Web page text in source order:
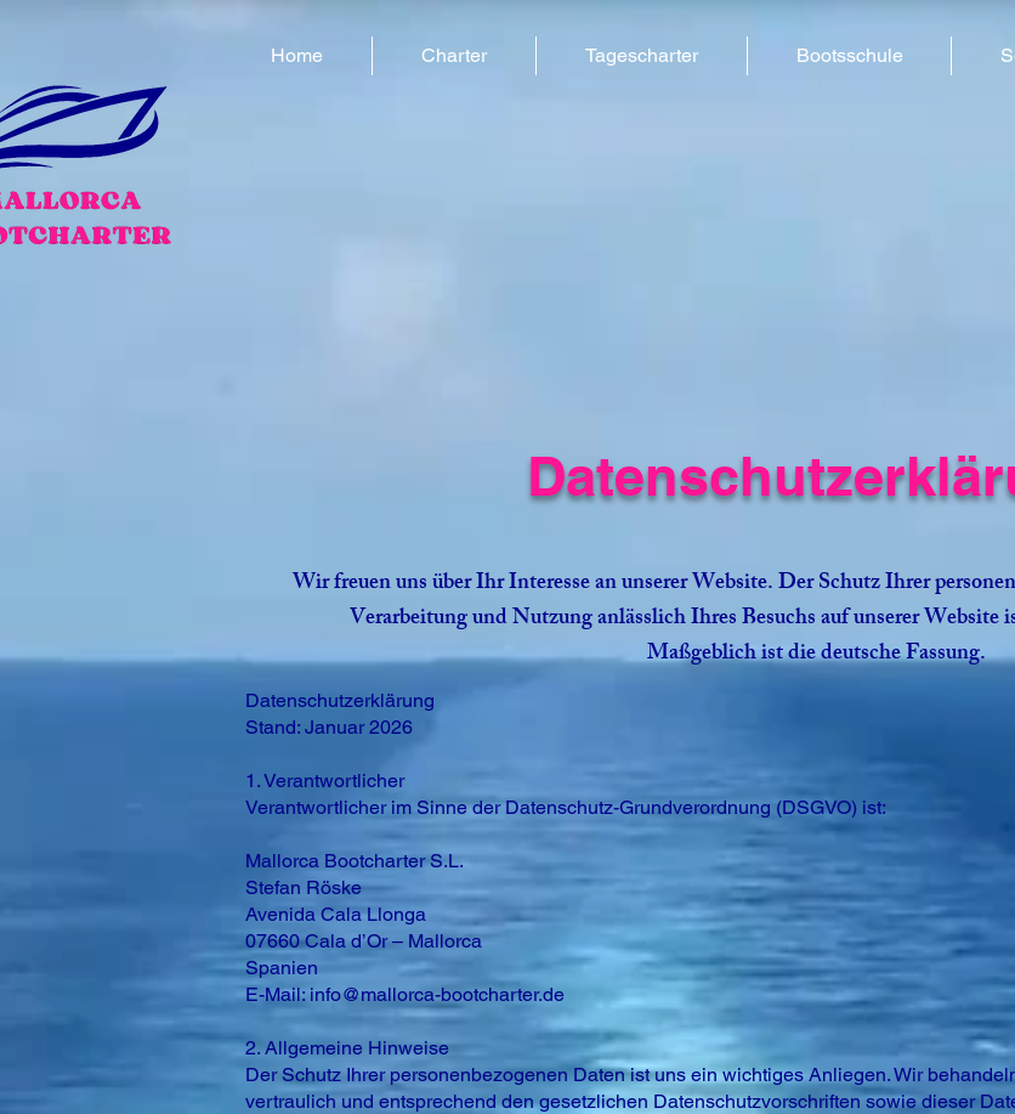
Home Charter Tagescharter Bootsschule
Wir freuen uns über Ihr Interesse an unserer Website. Der Schutz Ihrer
Verarbeitung und Nutzung anlässlich Ihres Besuchs auf unserer Website
Maßgeblich ist die deutsche Fassung.
Datenschutzerklärung
Stand: Januar 2026
1. Verantwortlicher
Verantwortlicher im Sinne der Datenschutz-Grundverordnung (DSGVO) ist:
Mallorca Bootcharter S.L.
Stefan Röske
Avenida Cala Llonga
07660 Cala d’Or – Mallorca
Spanien
E-Mail: info@mallorca-bootcharter.de
2. Allgemeine Hinweise
Der Schutz Ihrer personenbezogenen Daten ist uns ein wichtiges Anliegen. Wir
vertraulich und entsprechend den gesetzlichen Datenschutzvorschriften sowie dieser